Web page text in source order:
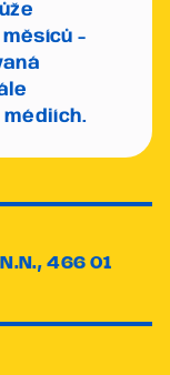
-
466 01